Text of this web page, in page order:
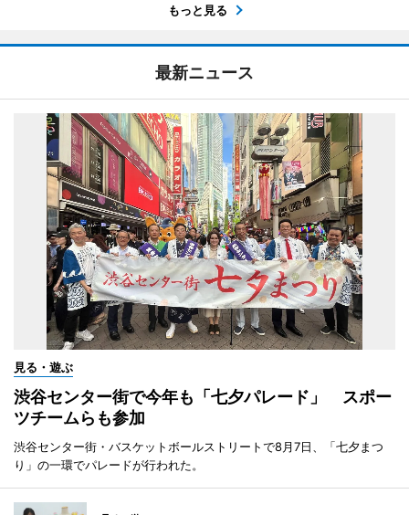
もっと見る
最新ニュース
見る・遊ぶ
渋谷センター街で今年も「七夕パレード」 スポー
ツチームらも参加
渋谷センター街・バスケットボールストリートで8月7日、「七夕まつ
り」の一環でパレードが行われた。